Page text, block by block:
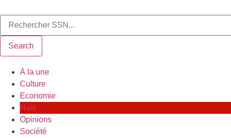
Search
À la une
Culture
Economie
Haiti
Opinions
Société